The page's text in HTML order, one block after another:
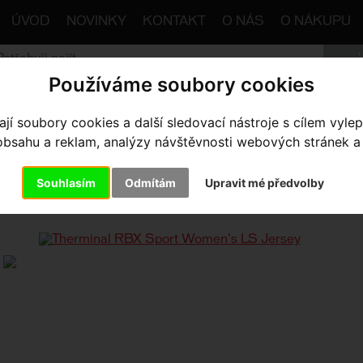
Používáme soubory cookies
soubory cookies a další sledovací nástroje s cílem
a reklam, analýzy návštěvnosti webových stránek
Souhlasím Odmítám Upravit mé předvolby
ÚVOD NOVINKY KONTAKT O NÁS O NÁKUPU
Výbava pro jezdce Dresy Dámské Therminal
RBX SPORT
White X-Small